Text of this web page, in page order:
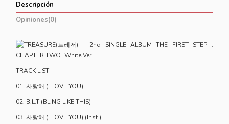
Descripción
Opiniones(0)
TRACK LIST
01. 사랑해 (I LOVE YOU)
02. B.L.T (BLING LIKE THIS)
03. 사랑해 (I LOVE YOU) (Inst.)